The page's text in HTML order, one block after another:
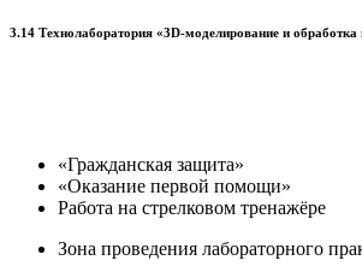
3.14 Технолаборатория «3D-моделирование и обработка
«Гражданская защита»
«Оказание первой помощи»
Работа на стрелковом тренажёре
Зона проведения лабораторного